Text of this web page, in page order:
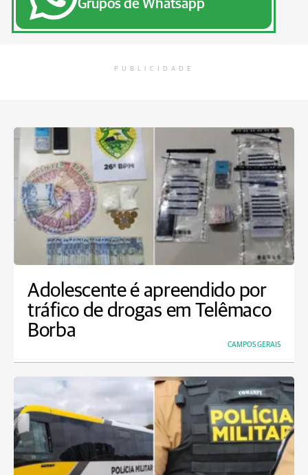
Grupos de Whatsapp
PUBLICIDADE
Adolescente é apreendido por
tráfico de drogas em Telêmaco
Borba
CAMPOS GERAIS